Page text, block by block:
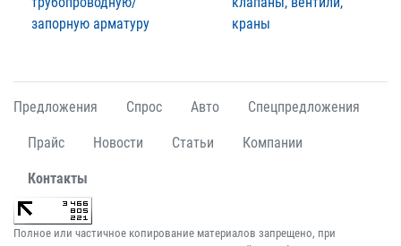
запорную арматуру
краны
Предложения Спрос Авто Спецпредложения
Прайс Новости Статьи Компании
Контакты
Полное или частичное копирование материалов запрещено, при